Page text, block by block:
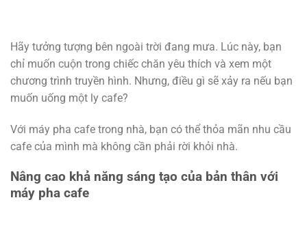
Hãy tưởng tượng bên ngoài trời đang mưa. Lúc này, bạn
chỉ muốn cuộn trong chiếc chăn yêu thích và xem một
chương trình truyền hình. Nhưng, điều gì sẽ xảy ra nếu bạn
muốn uống một ly cafe?
Với máy pha cafe trong nhà, bạn có thể thỏa mãn nhu cầu
cafe của mình mà không cần phải rời khỏi nhà.
Nâng cao khả năng sáng tạo của bản thân với
máy pha cafe